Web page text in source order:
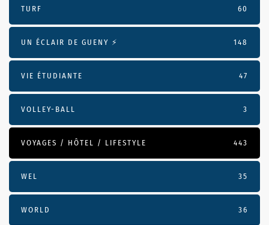
TURF 60
UN ÉCLAIR DE GUENY ⚡️ 148
VIE ÉTUDIANTE 47
VOLLEY-BALL 3
VOYAGES / HÔTEL / LIFESTYLE 443
WEL 35
WORLD 36